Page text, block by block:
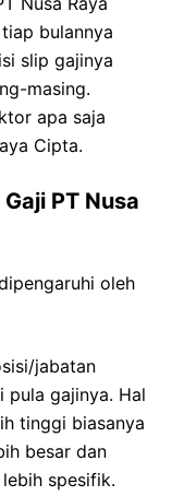
bulannya
slip gajinya
masing.
apa saja
Cipta.
PT Nusa
oleh
jabatan
pula gajinya. Hal
tinggi biasanya
besar dan
spesifik.